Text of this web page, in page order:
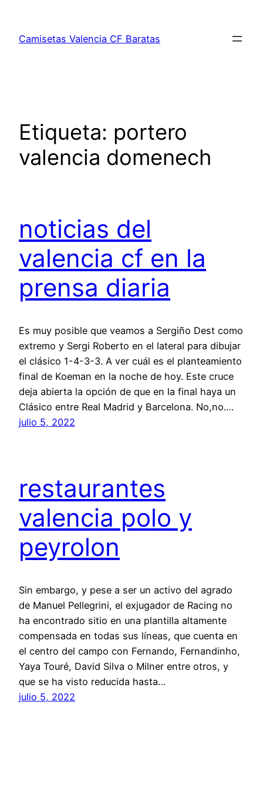
contenido
Camisetas Valencia CF Baratas
Etiqueta: portero
valencia domenech
noticias del
valencia cf en la
prensa diaria
Es muy posible que veamos a Sergiño Dest como
extremo y Sergi Roberto en el lateral para dibujar
el clásico 1-4-3-3. A ver cuál es el planteamiento
final de Koeman en la noche de hoy. Este cruce
deja abierta la opción de que en la final haya un
Clásico entre Real Madrid y Barcelona. No,no.…
julio 5, 2022
restaurantes
valencia polo y
peyrolon
Sin embargo, y pese a ser un activo del agrado
de Manuel Pellegrini, el exjugador de Racing no
ha encontrado sitio en una plantilla altamente
compensada en todas sus líneas, que cuenta en
el centro del campo con Fernando, Fernandinho,
Yaya Touré, David Silva o Milner entre otros, y
que se ha visto reducida hasta…
julio 5, 2022